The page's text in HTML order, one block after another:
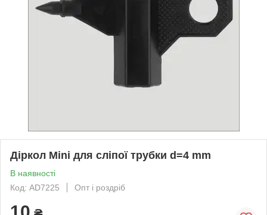
Діркол Mini для сліпої трубки d=4 mm
В наявності
Код: AD7225
Опт і роздріб